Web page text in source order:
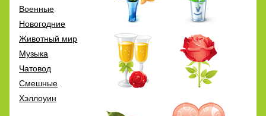
Военные
Новогодние
Животный мир
Музыка
Чатовод
Смешные
Хэллоуин